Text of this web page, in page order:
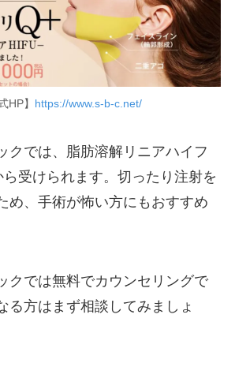
HP】 https://www.s-b-c.net/
クでは、脂肪溶解リニアハイフ
ら受けられます。切ったり注射を
め、手術が怖い方にもおすすめ
クでは無料でカウンセリングで
る方はまず相談してみましょ